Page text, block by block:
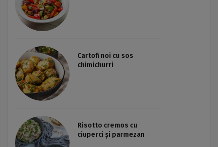
Cartofi noi cu sos
chimichurri
Risotto cremos cu
ciuperci și parmezan